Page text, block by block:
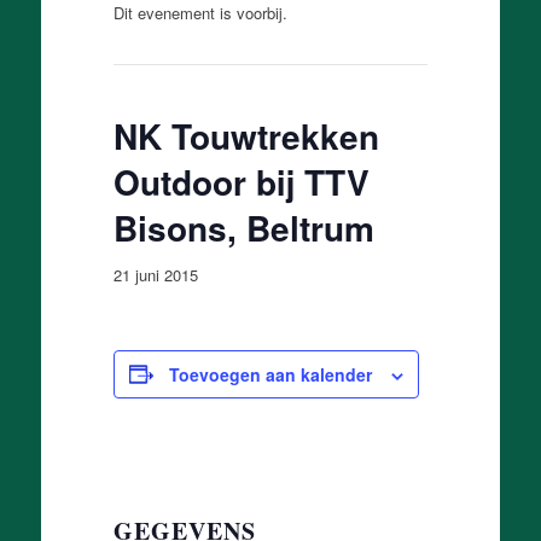
Dit evenement is voorbij.
NK Touwtrekken
Outdoor bij TTV
Bisons, Beltrum
21 juni 2015
Toevoegen aan kalender
GEGEVENS